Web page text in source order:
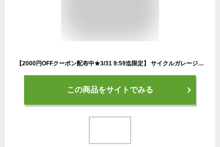
【2000円OFFクーポン配布中★3/31 9:59迄限定】 サイクルガレージ サイクルハウス 自転車置き場 2台用 3台用 YKSH-2/YKSH-3 簡易ガレージ 自転車置き 物置保管庫 収納庫 山善 YAMAZEN ガーデンマスター 【送料無料】
この商品をサイトでみる